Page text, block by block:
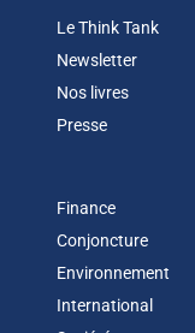
Le Think Tank
Newsletter
Nos livres
Presse
Finance
Conjoncture
Environnement
International